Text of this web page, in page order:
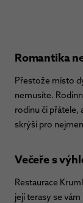
Romantika
Přestože místo
nemusíte.
rodinu či přátele,
skrýší pro
Večeře s
Restaurace
její terasy se